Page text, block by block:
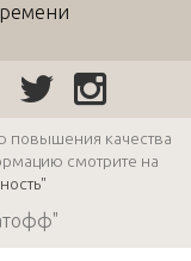
повышения качества
смотрите на